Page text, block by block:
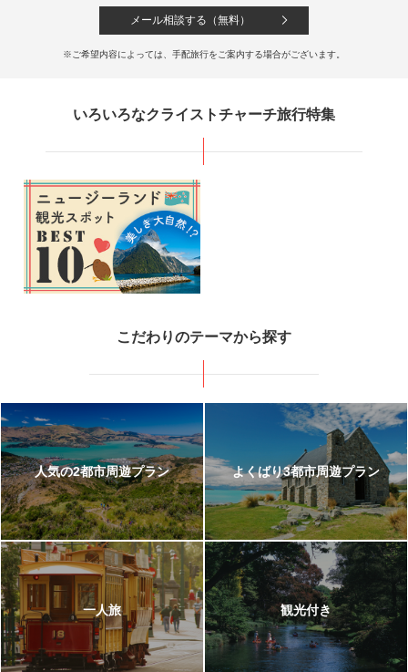
【2都市周遊】クイーンズタウン
女王に相応しい街『クイーンズタウン』とまるでイギリスのようなガーデンシティ
羽田発 191,800円～701,800
【2カ国周遊】オーストラリア＆
ニュージーランド
257,800 647,800
【2カ国周遊】オーストラリア＆
ニュージーランド南島
都会と大自然を満喫！シドニーとクイーンズタウンとクライストチャーチを巡る人
気コース。
羽田 203,800円～665,800円
メール相談する（無料）
※ご希望内容によっては、手配旅行をご案内する場合がございます。
いろいろなクライストチャーチ旅行特集
こだわりのテーマから探す
人気の2都市周遊プラン よくばり3都市周遊プラン
一人旅 観光付き